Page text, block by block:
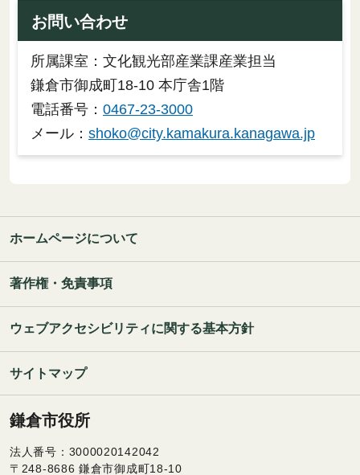
お問い合わせ
所属課室：文化観光部産業課産業担当
鎌倉市御成町18-10 本庁舎1階
電話番号： 0467-23-3000
メール： shoko@city.kamakura.kanagawa.jp
ホームページについて
著作権・免責事項
ウェブアクセシビリティに関する基本方針
サイトマップ
鎌倉市役所
法人番号：3000020142042
〒248-8686 鎌倉市御成町18-10